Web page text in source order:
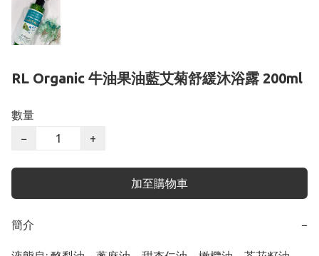
RL Organic 牛油果油藍艾菊舒緩沐浴露 200ml
數量
−
+
加至購物車
簡介 −